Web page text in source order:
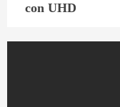
con UHD